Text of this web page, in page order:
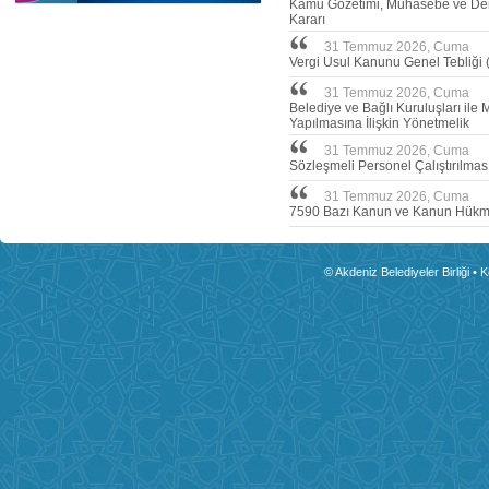
Kamu Gözetimi, Muhasebe ve
Kararı
31 Temmuz 2026, Cuma
Vergi Usul Kanunu Genel Tebliği
31 Temmuz 2026, Cuma
Belediye ve Bağlı Kuruluşları
Yapılmasına İlişkin Yönetmelik
31 Temmuz 2026, Cuma
Sözleşmeli Personel
31 Temmuz 2026, Cuma
7590 Bazı Kanun ve Kanun
© Akdeniz Belediyeler Birliği •